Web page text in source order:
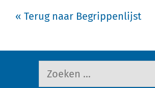
« Terug naar Begrippenlijst